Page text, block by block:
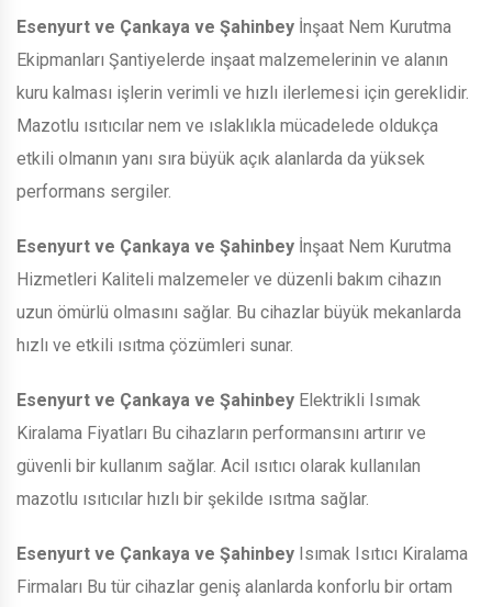
Esenyurt ve Çankaya ve Şahinbey İnşaat Nem Kurutma
Ekipmanları Şantiyelerde inşaat malzemelerinin ve alanın
kuru kalması işlerin verimli ve hızlı ilerlemesi için gereklidir.
Mazotlu ısıtıcılar nem ve ıslaklıkla mücadelede oldukça
etkili olmanın yanı sıra büyük açık alanlarda da yüksek
performans sergiler.
Esenyurt ve Çankaya ve Şahinbey İnşaat Nem Kurutma
Hizmetleri Kaliteli malzemeler ve düzenli bakım cihazın
uzun ömürlü olmasını sağlar. Bu cihazlar büyük mekanlarda
hızlı ve etkili ısıtma çözümleri sunar.
Esenyurt ve Çankaya ve Şahinbey Elektrikli Isımak
Kiralama Fiyatları Bu cihazların performansını artırır ve
güvenli bir kullanım sağlar. Acil ısıtıcı olarak kullanılan
mazotlu ısıtıcılar hızlı bir şekilde ısıtma sağlar.
Esenyurt ve Çankaya ve Şahinbey Isımak Isıtıcı Kiralama
Firmaları Bu tür cihazlar geniş alanlarda konforlu bir ortam